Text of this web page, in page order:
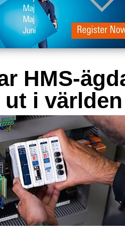
HMS-
i världen